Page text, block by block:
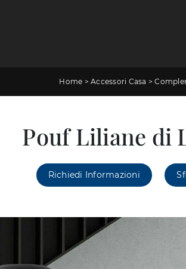
Home > Accessori Casa >
Pouf Liliane di
Richiedi Informazioni